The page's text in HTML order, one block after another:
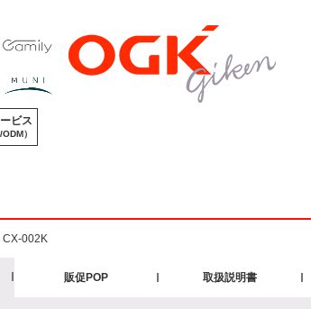
ビス
）
CX-002K
販促POP 取扱説明書